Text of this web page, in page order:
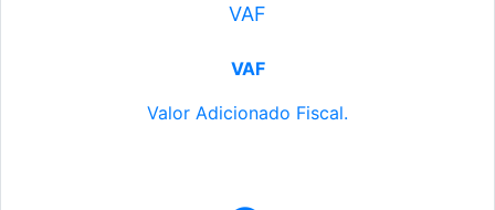
VAF
VAF
Valor Adicionado Fiscal.